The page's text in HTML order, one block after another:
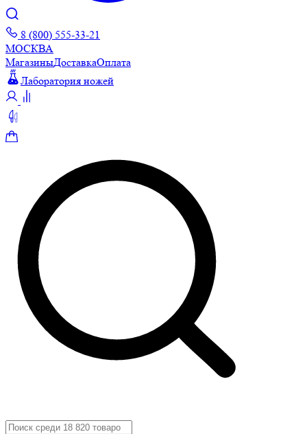
8 (800) 555-33-21
МОСКВА
МагазиныДоставкаОплата
Лаборатория ножей